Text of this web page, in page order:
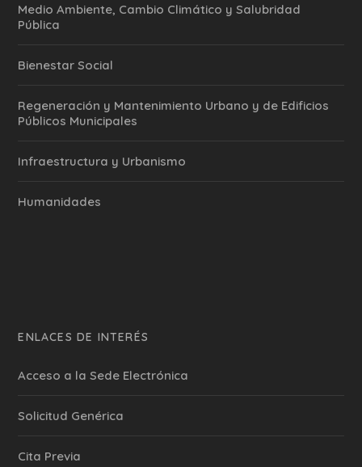
Medio Ambiente, Cambio Climático y Salubridad
Pública
Bienestar Social
Regeneración y Mantenimiento Urbano y de Edificios
Públicos Municipales
Infraestructura y Urbanismo
Humanidades
ENLACES DE INTERÉS
Acceso a la Sede Electrónica
Solicitud Genérica
Cita Previa